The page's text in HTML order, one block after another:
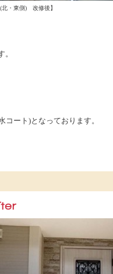
北・東側) 改修後】
。
コート)となっております。